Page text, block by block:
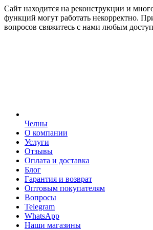
Сайт находится на реконструкции и
функций могут работать некорректно.
вопросов свяжитесь с нами любым
Челны
О компании
Услуги
Отзывы
Оплата и доставка
Блог
Гарантия и возврат
Оптовым покупателям
Вопросы
Telegram
WhatsApp
Наши магазины